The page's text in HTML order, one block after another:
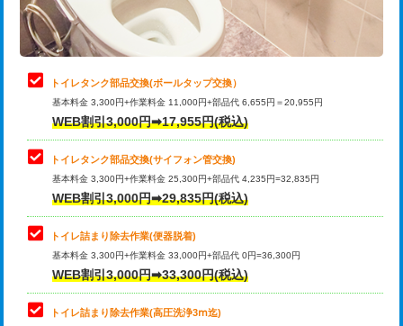
トイレタンク部品交換(ボールタップ交換）
基本料金 3,300円+作業料金 11,000円+部品代 6,655円＝20,955円
WEB割引3,000円➡17,955円(税込)
トイレタンク部品交換(サイフォン管交換)
基本料金 3,300円+作業料金 25,300円+部品代 4,235円=32,835円
WEB割引3,000円➡29,835円(税込)
トイレ詰まり除去作業(便器脱着)
基本料金 3,300円+作業料金 33,000円+部品代 0円=36,300円
WEB割引3,000円➡33,300円(税込)
トイレ詰まり除去作業(高圧洗浄3ⅿ迄)